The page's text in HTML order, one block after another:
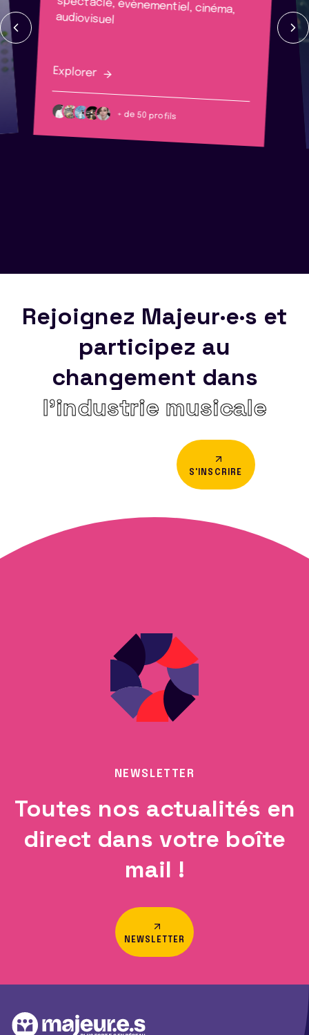
audiovisuel
Explorer
+ de 50 profils
Rejoignez Majeur·e·s et
participez au
changement dans
l’industrie musicale
S'INSCRIRE
NEWSLETTER
Toutes nos actualités en
direct dans votre boîte
mail !
NEWSLETTER